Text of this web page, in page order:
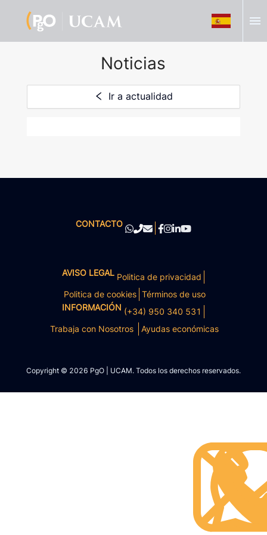
menu
Noticias
Ir a actualidad
CONTACTO
AVISO LEGAL Politica de privacidad
Politica de cookies Términos de uso
INFORMACIÓN (+34) 950 340 531
Trabaja con Nosotros
Ayudas económicas
Copyright © 2026 PgO | UCAM. Todos los derechos reservados.